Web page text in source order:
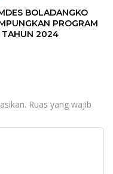
BOLADANGKO
PROGRAM
TAHUN 2024
Ruas yang wajib